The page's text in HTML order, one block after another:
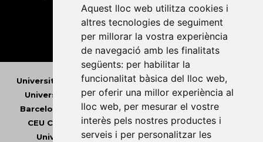
Aquest lloc web utilitza cookies i
altres tecnologies de seguiment
per millorar la vostra experiència
de navegació amb les finalitats
següents: per habilitar la
funcionalitat bàsica del lloc web,
per oferir una millor experiència al
lloc web, per mesurar el vostre
interès pels nostres productes i
serveis i per personalitzar les
Universitat Abat Oliba CEU•Universitat d'Alacant
Universitat d'Andorra•Universitat Autònoma de
Barcelona
Universitat de Barcelona•Universitat
CEU Cardenal Herrera• Universitat de Girona
Universitat de les Illes Balears•Universitat